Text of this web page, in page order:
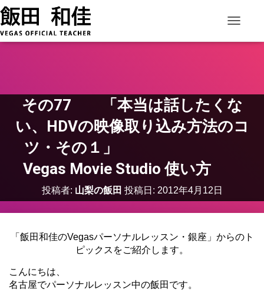
その77 「本当は話したくな
い、HDVの映像取り込み方法のコ
ツ・その１」
Vegas Movie Studio 使い方
投稿者: 山梨の飯田 投稿日: 2012年4月12日
「飯田和佳のVegasパーソナルレッスン・銀座」からのト
ピックスをご紹介します。
こんにちは、
名古屋でパーソナルレッスン中の飯田です。